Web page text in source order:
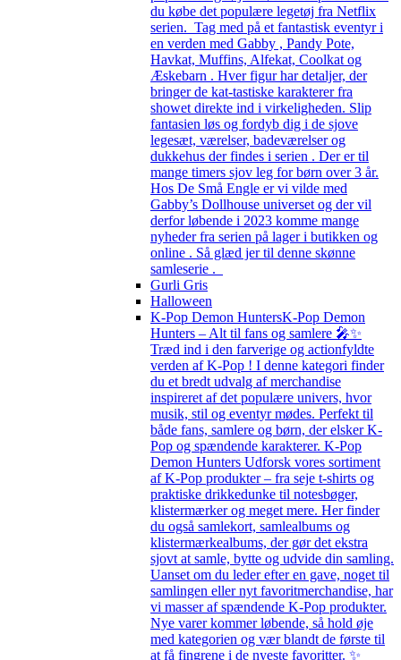
du købe det populære legetøj fra Netflix
serien. Tag med på et fantastisk eventyr i
en verden med Gabby , Pandy Pote,
Havkat, Muffins, Alfekat, Coolkat og
Æskebarn . Hver figur har detaljer, der
bringer de kat-tastiske karakterer fra
showet direkte ind i virkeligheden. Slip
fantasien løs og fordyb dig i de sjove
legesæt, værelser, badeværelser og
dukkehus der findes i serien . Der er til
mange timers sjov leg for børn over 3 år.
Hos De Små Engle er vi vilde med
Gabby’s Dollhouse universet og der vil
derfor løbende i 2023 komme mange
nyheder fra serien på lager i butikken og
online . Så glæd jer til denne skønne
samleserie .
Gurli Gris
Halloween
K-Pop Demon HuntersK-Pop Demon
Hunters – Alt til fans og samlere 🎤✨
Træd ind i den farverige og actionfyldte
verden af K-Pop ! I denne kategori finder
du et bredt udvalg af merchandise
inspireret af det populære univers, hvor
musik, stil og eventyr mødes. Perfekt til
både fans, samlere og børn, der elsker K-
Pop og spændende karakterer. K-Pop
Demon Hunters Udforsk vores sortiment
af K-Pop produkter – fra seje t-shirts og
praktiske drikkedunke til notesbøger,
klistermærker og meget mere. Her finder
du også samlekort, samlealbums og
klistermærkealbums, der gør det ekstra
sjovt at samle, bytte og udvide din samling.
Uanset om du leder efter en gave, noget til
samlingen eller nyt favoritmerchandise, har
vi masser af spændende K-Pop produkter.
Nye varer kommer løbende, så hold øje
med kategorien og vær blandt de første til
at få fingrene i de nyeste favoritter. ✨